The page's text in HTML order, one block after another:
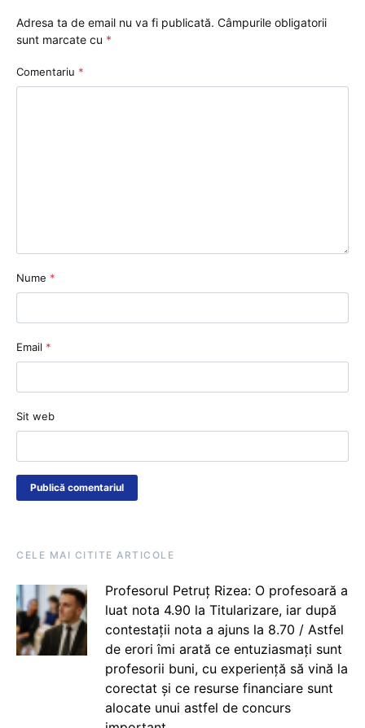
Adresa ta de email nu va fi publicată. Câmpurile obligatorii
sunt marcate cu *
Comentariu *
Nume *
Email *
Sit web
CELE MAI CITITE ARTICOLE
Profesorul Petruț Rizea: O profesoară a
luat nota 4.90 la Titularizare, iar după
contestații nota a ajuns la 8.70 / Astfel
de erori îmi arată ce entuziasmați sunt
profesorii buni, cu experiență să vină la
corectat și ce resurse financiare sunt
alocate unui astfel de concurs